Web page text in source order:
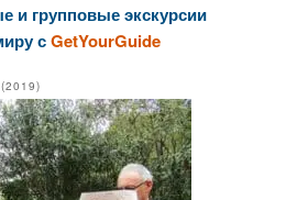
и групповые экскурсии
сGetYourGuide